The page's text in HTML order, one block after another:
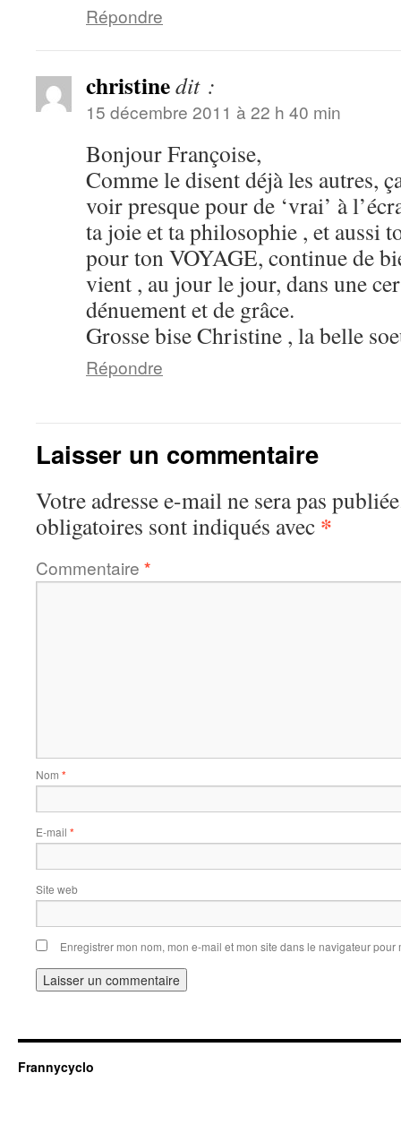
Répondre
christinedit :
15 décembre 2011 à 22 h 40 min
Bonjour Françoise,
Comme le disent déjà les autres,
voir presque pour de ‘vrai’ à
ta joie et ta philosophie , et aussi
pour ton VOYAGE, continue de
vient , au jour le jour, dans une
dénuement et de grâce.
Grosse bise Christine , la belle
Répondre
Laisser un commentaire
Votre adresse e-mail ne sera pas
obligatoires sont indiqués avec *
Commentaire *
Nom *
E-mail *
Site web
Enregistrer mon nom, mon e-mail et mon site dans le navigateur
Frannycyclo